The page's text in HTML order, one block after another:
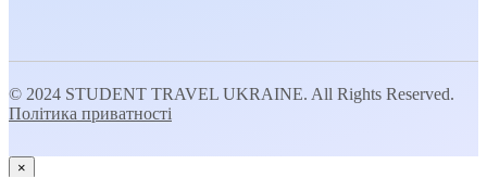
© 2024 STUDENT TRAVEL UKRAINE. All Rights Reserved.
Політика приватності
×